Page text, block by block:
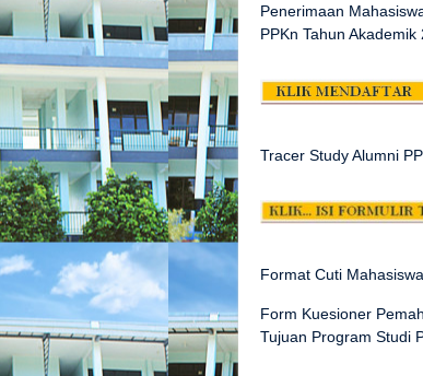
Penerimaan
PPKn Tahun Akademik
Tracer Study Alumni
Format Cuti Mahasiswa
Form Kuesioner
Tujuan Program Studi